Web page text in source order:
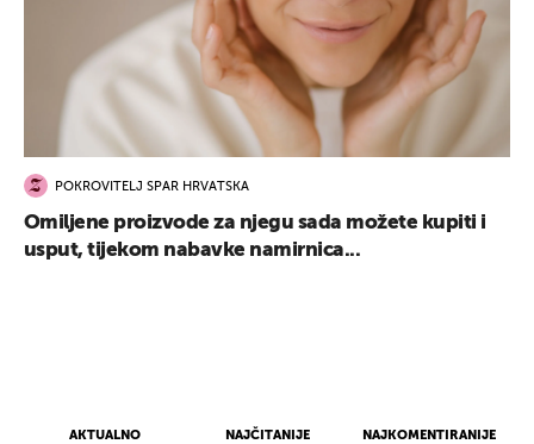
AKTUALNO NAJČITANIJE NAJKOMENTIRANIJE
POKROVITELJ SPAR HRVATSKA
Omiljene proizvode za njegu sada možete kupiti i
usput, tijekom nabavke namirnica...